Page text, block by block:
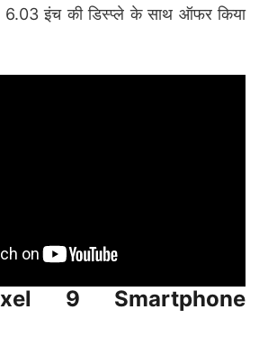
6.03 इंच की डिस्प्ले के साथ ऑफर किया
9 Smartphone